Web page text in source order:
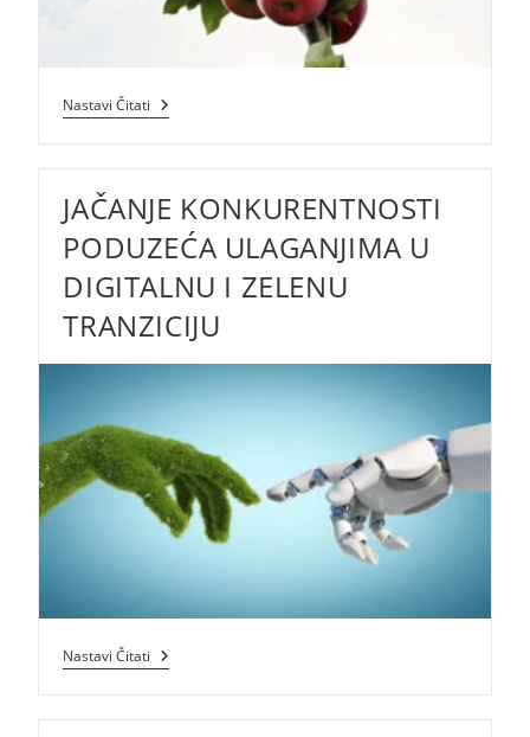
Nastavi Čitati 4.1.1
»Restrukturiranje,
Konkurentnosti
Poljoprivrednih
Gospodarstava«
–
Podizanje
Novih
I/ili
Restrukturiranje
Višegodišnjih
Nasada
JAČANJE KONKURENTNOSTI
PODUZEĆA ULAGANJIMA U
DIGITALNU I ZELENU
TRANZICIJU
Nastavi Čitati JAČANJE
KONKURENTNOSTI